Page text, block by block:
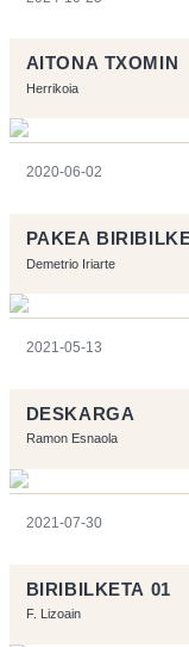
AITONA TXOMIN
Herrikoia
2020-06-02
PAKEA
Demetrio Iriarte
2021-05-13
DESKARGA
Ramon Esnaola
2021-07-30
BIRIBILKETA 01
F. Lizoain